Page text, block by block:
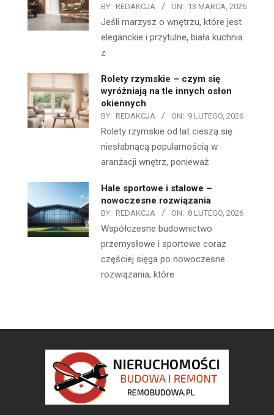
BY: REDAKCJA ON: 13 MARCA, 2026
Jeśli marzysz o wnętrzu, które jest
eleganckie i przytulne, biała kuchnia
z
Rolety rzymskie – czym się
wyróżniają na tle innych osłon
okiennych
BY: REDAKCJA ON: 9 LUTEGO, 2026
Rolety rzymskie od lat cieszą się
niesłabnącą popularnością w
aranżacji wnętrz, ponieważ
Hale sportowe i stalowe –
nowoczesne rozwiązania
BY: REDAKCJA ON: 8 LUTEGO, 2026
Współczesne budownictwo
przemysłowe i sportowe coraz
częściej sięga po nowoczesne
rozwiązania, które